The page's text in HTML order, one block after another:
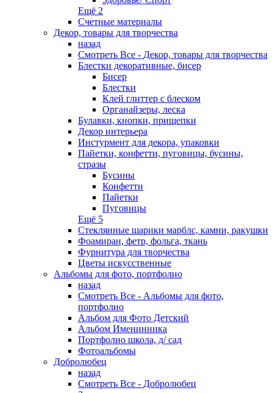
Ещё 2
Счетные материалы
Декор, товары для творчества
назад
Смотреть Все - Декор, товары для творчества
Блестки декоративные, бисер
Бисер
Блестки
Клей глиттер с блеском
Органайзеры, леска
Булавки, кнопки, прищепки
Декор интерьера
Инстурмент для декора, упаковки
Пайетки, конфетти, пуговицы, бусины,
стразы
Бусины
Конфетти
Пайетки
Пуговицы
Ещё 5
Стеклянные шарики марблс, камни, ракушки
Фоамиран, фетр, фольга, ткань
Фурнитура для творчества
Цветы искусственные
Альбомы для фото, портфолио
назад
Смотреть Все - Альбомы для фото,
портфолио
Альбом для Фото Детский
Альбом Именинника
Портфолио школа, д/ сад
Фотоальбомы
Добролюбец
назад
Смотреть Все - Добролюбец